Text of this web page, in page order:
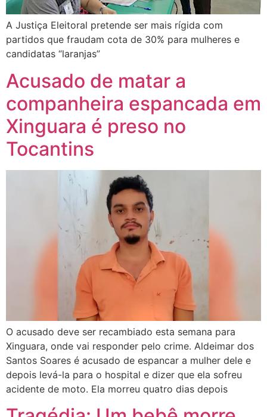
A Justiça Eleitoral pretende ser mais rígida com
partidos que fraudam cota de 30% para mulheres e
candidatas “laranjas”
Acusado de matar a
companheira espancada em
Xinguara é preso no
Tocantins
O acusado deve ser recambiado esta semana para
Xinguara, onde vai responder pelo crime. Aldeimar dos
Santos Soares é acusado de espancar a mulher dele e
depois levá-la para o hospital e dizer que ela sofreu
acidente de moto. Ela morreu quatro dias depois